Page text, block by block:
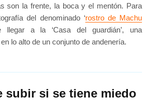
son la frente, la boca y el mentón. Para
del denominado ‘rostro de Machu
llegar a la ‘Casa del guardián’, una
lo alto de un conjunto de andenería.
subir si se tiene miedo